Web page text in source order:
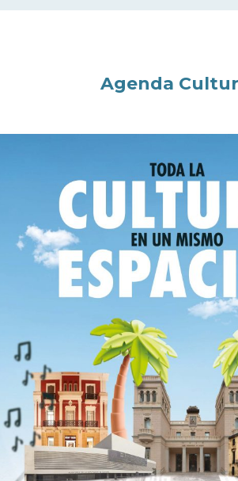
Agenda